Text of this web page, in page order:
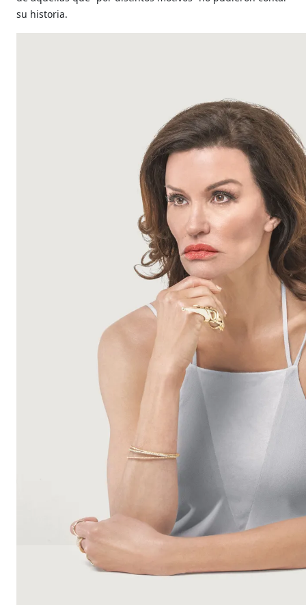
su historia.